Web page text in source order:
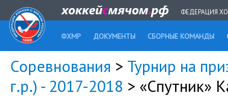
ФЕДЕРАЦИЯ
ФХМР ДОКУМЕНТЫ СБОРНЫЕ КОМАНДЫ
Соревнования > Турнир на
г.р.) - 2017-2018 > «Спутник»